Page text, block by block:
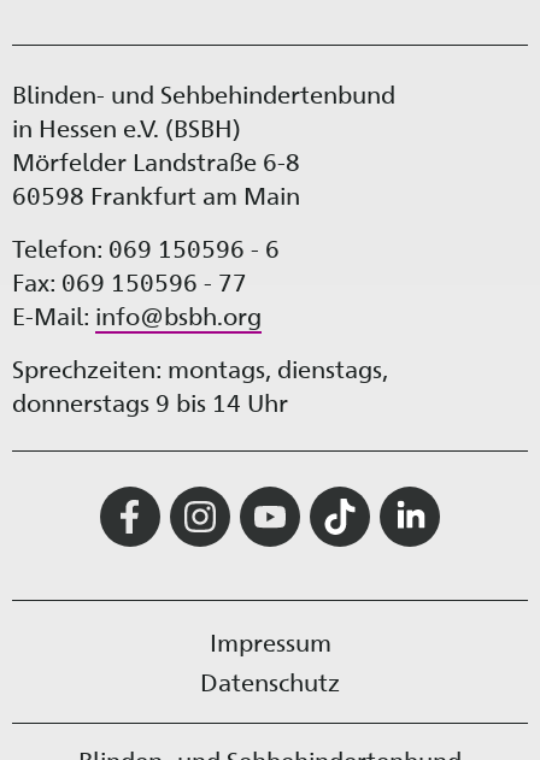
Blinden- und Sehbehindertenbund
in Hessen e.V. (BSBH)
Mörfelder Landstraße 6-8
60598 Frankfurt am Main
Telefon: 069 150596 - 6
Fax: 069 150596 - 77
E-Mail: info@bsbh.org
Sprechzeiten: montags, dienstags,
donnerstags 9 bis 14 Uhr
Impressum
Datenschutz